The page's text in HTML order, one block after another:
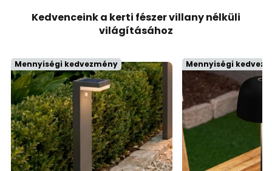
Kedvenceink a kerti fészer villany nélküli
világításához
Mennyiségi kedvezmény Mennyiségi